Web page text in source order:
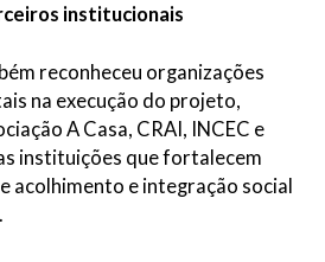
institucionais
reconheceu organizações
na execução do projeto,
A Casa, CRAI, INCEC e
instituições que fortalecem
acolhimento e integração social